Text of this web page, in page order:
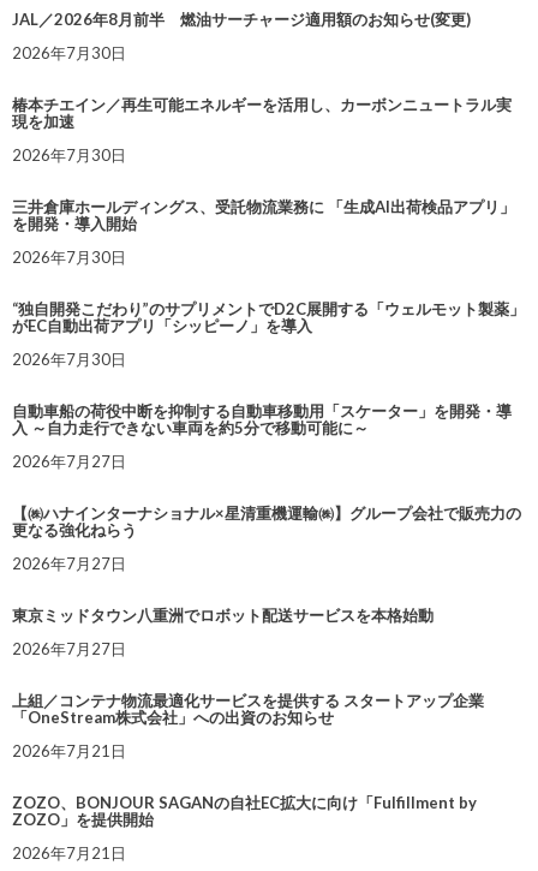
JAL／2026年8月前半 燃油サーチャージ適用額のお知らせ(変更)
2026年7月30日
椿本チエイン／再生可能エネルギーを活用し、カーボンニュートラル実
現を加速
2026年7月30日
三井倉庫ホールディングス、受託物流業務に 「生成AI出荷検品アプリ」
を開発・導入開始
2026年7月30日
“独自開発こだわり”のサプリメントでD2C展開する「ウェルモット製薬」
がEC自動出荷アプリ「シッピーノ」を導入
2026年7月30日
自動車船の荷役中断を抑制する自動車移動用「スケーター」を開発・導
入 ～自力走行できない車両を約5分で移動可能に～
2026年7月27日
【㈱ハナインターナショナル×星清重機運輸㈱】グループ会社で販売力の
更なる強化ねらう
2026年7月27日
東京ミッドタウン八重洲でロボット配送サービスを本格始動
2026年7月27日
上組／コンテナ物流最適化サービスを提供する スタートアップ企業
「OneStream株式会社」への出資のお知らせ
2026年7月21日
ZOZO、BONJOUR SAGANの自社EC拡大に向け「Fulfillment by
ZOZO」を提供開始
2026年7月21日